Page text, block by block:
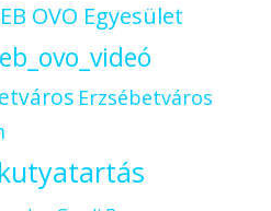
EB OVO Egyesület
eb_ovo_videó
Erzsébetváros